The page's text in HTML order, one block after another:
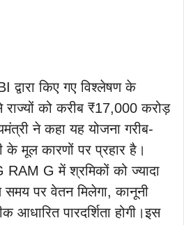
द्वारा किए गए विश्लेषण के
को करीब ₹17,000 करोड़
ने कहा यह योजना गरीब-
के मूल कारणों पर प्रहार है।
G में श्रमिकों को ज्यादा
समय पर वेतन मिलेगा, कानूनी
पारदर्शिता होगी।इस